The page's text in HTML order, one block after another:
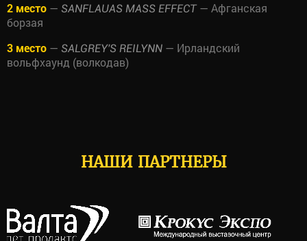
2 место — SANFLAUAS MASS EFFECT — Афганская
борзая
3 место — SALGREY'S REILYNN — Ирландский
вольфхаунд (волкодав)
НАШИ ПАРТНЕРЫ